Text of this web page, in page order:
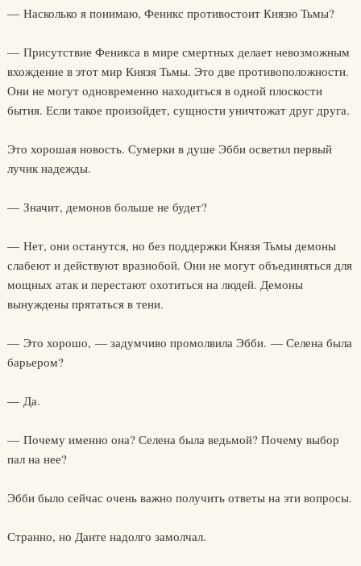
— Насколько я понимаю, Феникс противостоит Князю Тьмы?
— Присутствие Феникса в мире смертных делает невозможным
вхождение в этот мир Князя Тьмы. Это две противоположности.
Они не могут одновременно находиться в одной плоскости
бытия. Если такое произойдет, сущности уничтожат друг друга.
Это хорошая новость. Сумерки в душе Эбби осветил первый
лучик надежды.
— Значит, демонов больше не будет?
— Нет, они останутся, но без поддержки Князя Тьмы демоны
слабеют и действуют вразнобой. Они не могут объединяться для
мощных атак и перестают охотиться на людей. Демоны
вынуждены прятаться в тени.
— Это хорошо, — задумчиво промолвила Эбби. — Селена была
барьером?
— Да.
— Почему именно она? Селена была ведьмой? Почему выбор
пал на нее?
Эбби было сейчас очень важно получить ответы на эти вопросы.
Странно, но Данте надолго замолчал.